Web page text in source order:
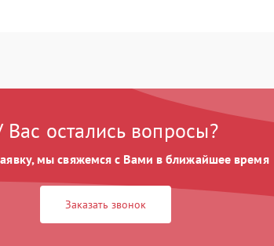
Вас остались вопросы?
мы свяжемся с Вами в ближайшее время
Заказать звонок